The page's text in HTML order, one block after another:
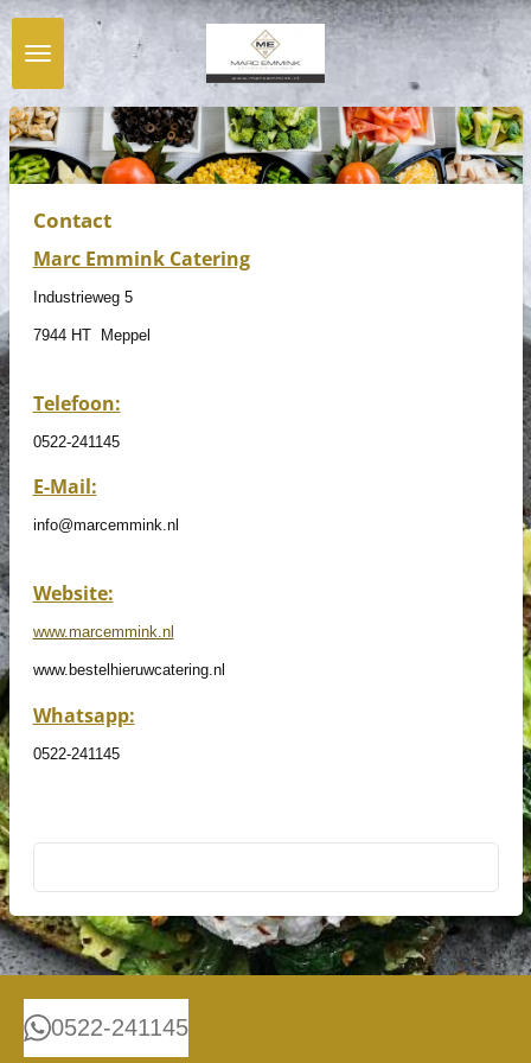
Ga
direct
naar
de
hoofdinhoud
Contact
Marc Emmink Catering
Industrieweg 5
7944 HT Meppel
Telefoon:
0522-241145
E-Mail:
info@marcemmink.nl
Website:
www.marcemmink.nl
www.bestelhieruwcatering.nl
Whatsapp:
0522-241145
0522-241145